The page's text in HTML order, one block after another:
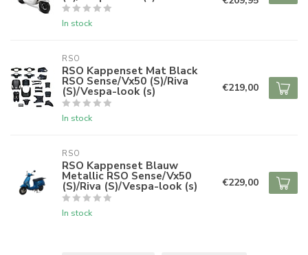
In stock
RSO
RSO Kappenset Mat Black
RSO Sense/Vx50 (S)/Riva
(S)/Vespa-look (s)
In stock
€219,00
RSO
RSO Kappenset Blauw
Metallic RSO Sense/Vx50
(S)/Riva (S)/Vespa-look (s)
In stock
€229,00